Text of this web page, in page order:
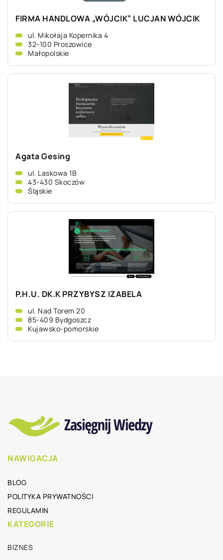
FIRMA HANDLOWA „WÓJCIK” LUCJAN WÓJCIK
ul. Mikołaja Kopernika 4
32-100 Proszowice
Małopolskie
Agata Gesing
ul. Laskowa 1B
43-430 Skoczów
Śląskie
P.H.U. DK.K PRZYBYSZ IZABELA
ul. Nad Torem 20
85-409 Bydgoszcz
Kujawsko-pomorskie
NAWIGACJA
BLOG
POLITYKA PRYWATNOŚCI
REGULAMIN
KATEGORIE
BIZNES